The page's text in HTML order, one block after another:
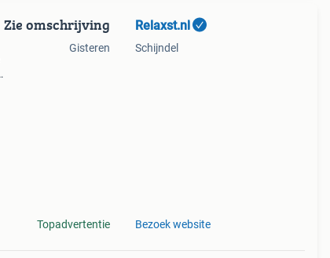
Zie omschrijving
Gisteren
Topadvertentie
Relaxst.nl
Schijndel
Bezoek website